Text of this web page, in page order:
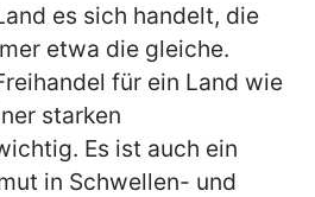
es sich handelt, die
etwa die gleiche.
für ein Land wie
starken
Es ist auch ein
in Schwellen- und